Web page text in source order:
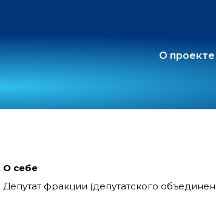
О проекте
О себе
Депутат фракции (депутатского